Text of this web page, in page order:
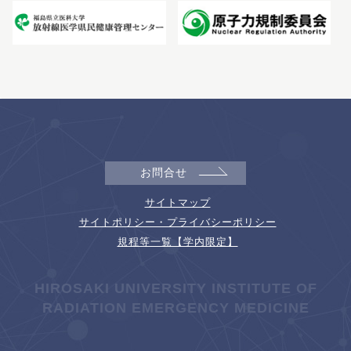
お問合せ
サイトマップ
サイトポリシー・プライバシーポリシー
規程等一覧【学内限定】
HIROSAKI UNIVERSITY INSTITUTE OF
RADIATION EMERGENCY MEDICINE